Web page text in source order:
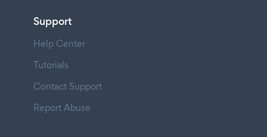
Support
Help Center
Tutorials
Contact Support
Report Abuse